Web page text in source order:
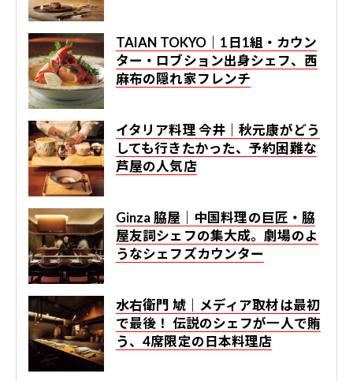
TAIAN TOKYO｜1日1組・カウン
ター・ロブション出身シェフ、西
麻布の隠れ家フレンチ
イタリア料理 今井｜秋元康がどう
しても行きたかった、予約困難な
芦屋の人気店
Ginza 脇屋｜中国料理の巨匠・脇
屋友詞シェフの集大成。劇場のよ
うなシェフズカウンター
水右衛門 虓｜メディア取材は最初
で最後！ 伝説のシェフが一人で賄
う、4席限定の日本料理店